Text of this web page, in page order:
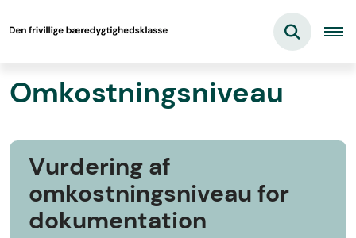
Omkostningsniveau
Vurdering af
omkostningsniveau for
dokumentation